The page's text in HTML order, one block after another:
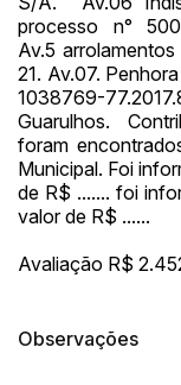
processo n°
Av.5
21. Av.07.
1038769-
Guarulhos.
foram
Municipal. Foi
de R$ ....... foi
valor de R$ ......
Avaliação R$
Observações